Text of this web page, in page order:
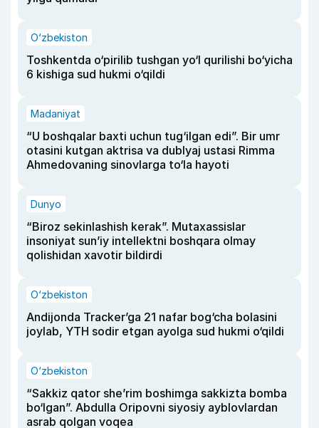
O‘zbekiston
Toshkentda o‘pirilib tushgan yo‘l qurilishi bo‘yicha
6 kishiga sud hukmi o‘qildi
Madaniyat
“U boshqalar baxti uchun tug‘ilgan edi”. Bir umr
otasini kutgan aktrisa va dublyaj ustasi Rimma
Ahmedovaning sinovlarga to‘la hayoti
Dunyo
“Biroz sekinlashish kerak”. Mutaxassislar
insoniyat sun’iy intellektni boshqara olmay
qolishidan xavotir bildirdi
O‘zbekiston
Andijonda Tracker’ga 21 nafar bog‘cha bolasini
joylab, YTH sodir etgan ayolga sud hukmi o‘qildi
O‘zbekiston
“Sakkiz qator she’rim boshimga sakkizta bomba
bo‘lgan”. Abdulla Oripovni siyosiy ayblovlardan
asrab qolgan voqea